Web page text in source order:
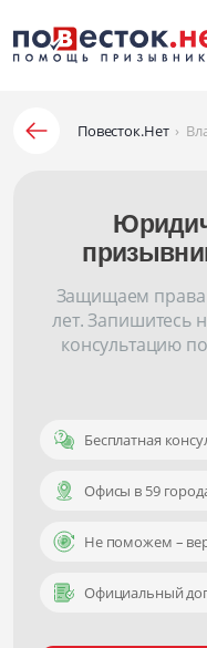
Повесток.Нет ›
Защищаем права
лет. Запишитесь
консультацию
Бесплатная
Офисы в 59
Не поможем –
Официальный